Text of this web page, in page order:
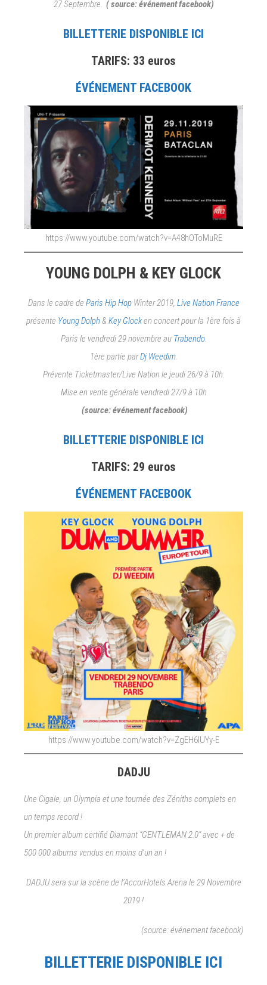
27 Septembre. ( source: événement facebook)
BILLETTERIE DISPONIBLE ICI
TARIFS: 33 euros
ÉVÉNEMENT FACEBOOK
https://www.youtube.com/watch?v=A48hOToMuRE
YOUNG DOLPH & KEY GLOCK
Dans le cadre de Paris Hip HopWinter 2019, Live Nation France
présente Young Dolph & Key Glocken concert pour la 1ère fois à
Paris le vendredi 29 novembre au Trabendo.
1ère partie parDj Weedim.
Prévente Ticketmaster/Live Nation le jeudi 26/9 à 10h.
Mise en vente générale vendredi 27/9 à 10h
(source: événement facebook)
BILLETTERIE DISPONIBLE ICI
TARIFS: 29 euros
ÉVÉNEMENT FACEBOOK
https://www.youtube.com/watch?v=ZgEH6lUYy-E
DADJU
Une Cigale, un Olympia et une tournée des Zéniths complets en
un temps record !
Un premier album certifié Diamant “GENTLEMAN 2.0” avec + de
500 000 albums vendus en moins d’un an !
DADJU sera sur la scène de l’AccorHotels Arena le 29 Novembre
2019 !
(source: événement facebook)
BILLETTERIE DISPONIBLE ICI